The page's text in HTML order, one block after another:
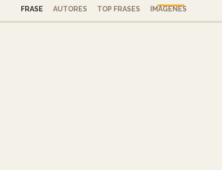
FRASE
AUTORES TOP FRASES IMÁGENES